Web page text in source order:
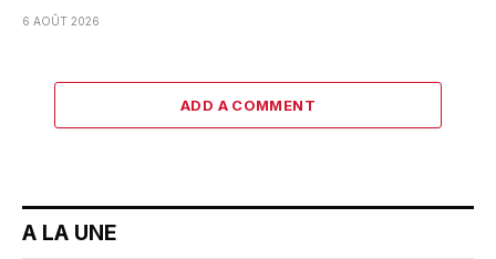
6 AOÛT 2026
ADD A COMMENT
A LA UNE